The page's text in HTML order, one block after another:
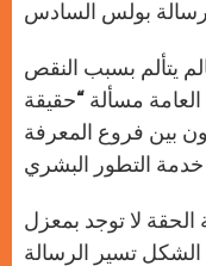
يتألم بسبب النقص
العامة مسألة “حقيقة
بين فروع المعرفة
الحقة لا توجد بمعزل
الشكل تسير الرسالة